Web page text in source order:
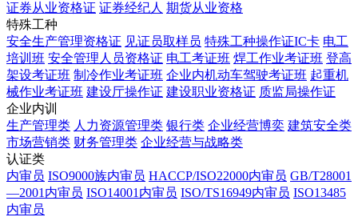
证券从业资格证 证券经纪人 期货从业资格
特殊工种
安全生产管理资格证 见证员取样员 特殊工种操作证IC卡 电工
培训班 安全管理人员资格证 电工考证班 焊工作业考证班 登高
架设考证班 制冷作业考证班 企业内机动车驾驶考证班 起重机
械作业考证班 建设厅操作证 建设职业资格证 质监局操作证
企业内训
生产管理类 人力资源管理类 银行类 企业经营博奕 建筑安全类
市场营销类 财务管理类 企业经营与战略类
认证类
内审员 ISO9000族内审员 HACCP/ISO22000内审员 GB/T28001
—2001内审员 ISO14001内审员 ISO/TS16949内审员 ISO13485
内审员